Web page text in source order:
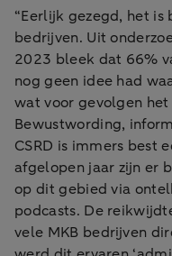
“Eerlijk gezegd, het
bedrijven. Uit
2023 bleek dat 66%
nog geen idee had
wat voor gevolgen
Bewustwording,
CSRD is immers best
afgelopen jaar zijn er
op dit gebied via
podcasts. De
vele MKB bedrijven